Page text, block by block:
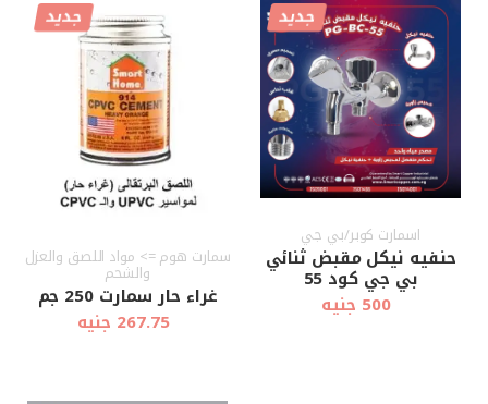
أضف إلى
العربة عرض سريع أضف إلى
العربة عرض سريع
جديد
اسمارت كوبر/بي جي
حنفيه نيكل مقبض ثنائي
بي جي كود 55
500 جنيه
جديد
سمارت هوم => مواد اللصق والعزل
والشحم
غراء حار سمارت 250 جم
267.75 جنيه